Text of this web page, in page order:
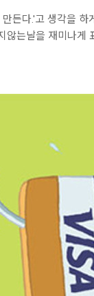
든다.'고 생각을
않는날을 재미나게